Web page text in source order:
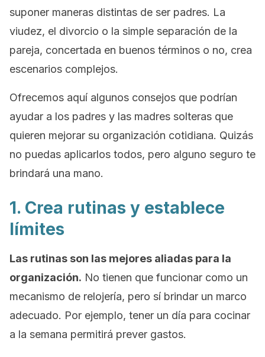
suponer maneras distintas de ser padres. La
viudez, el divorcio o la simple separación de la
pareja, concertada en buenos términos o no, crea
escenarios complejos.
Ofrecemos aquí algunos consejos que podrían
ayudar a los padres y las madres solteras que
quieren mejorar su organización cotidiana. Quizás
no puedas aplicarlos todos, pero alguno seguro te
brindará una mano.
1. Crea rutinas y establece
límites
Las rutinas son las mejores aliadas para la
organización. No tienen que funcionar como un
mecanismo de relojería, pero sí brindar un marco
adecuado. Por ejemplo, tener un día para cocinar
a la semana permitirá prever gastos.